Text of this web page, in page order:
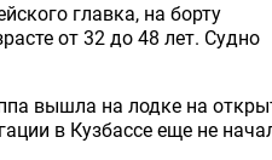
главка, на борту
от 32 до 48 лет. Судно
вышла на лодке на
в Кузбассе еще не